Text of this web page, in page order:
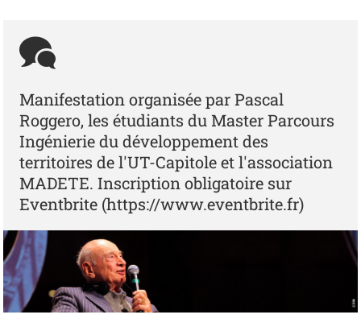
Manifestation organisée par Pascal
Roggero, les étudiants du Master Parcours
Ingénierie du développement des
territoires de l'UT-Capitole et l'association
MADETE. Inscription obligatoire sur
Eventbrite (https://www.eventbrite.fr)